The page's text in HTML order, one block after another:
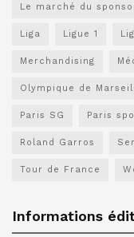
Le marché du
Liga Ligue 1
Merchandising
Olympique de
Paris SG Paris
Roland Garros
Tour de France
Informations